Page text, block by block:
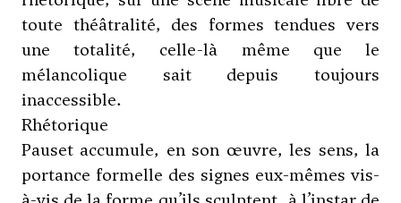
toute théâtralité, des formes tendues vers
une totalité, celle-là même que le
mélancolique sait depuis toujours
inaccessible.
Rhétorique
Pauset accumule, en son œuvre, les sens, la
portance formelle des signes eux-mêmes vis-